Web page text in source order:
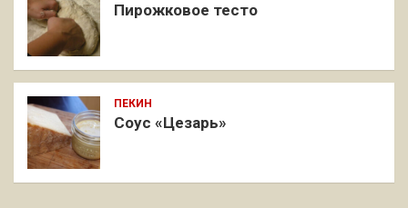
Пирожковое тесто
ПЕКИН
Соус «Цезарь»